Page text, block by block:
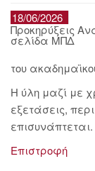
18/06/2026
Προκηρύξεις
σελίδα ΜΠΔ
του
Η ύλη μαζί με
εξετάσεις,
επισυνάπτεται.
Επιστροφή